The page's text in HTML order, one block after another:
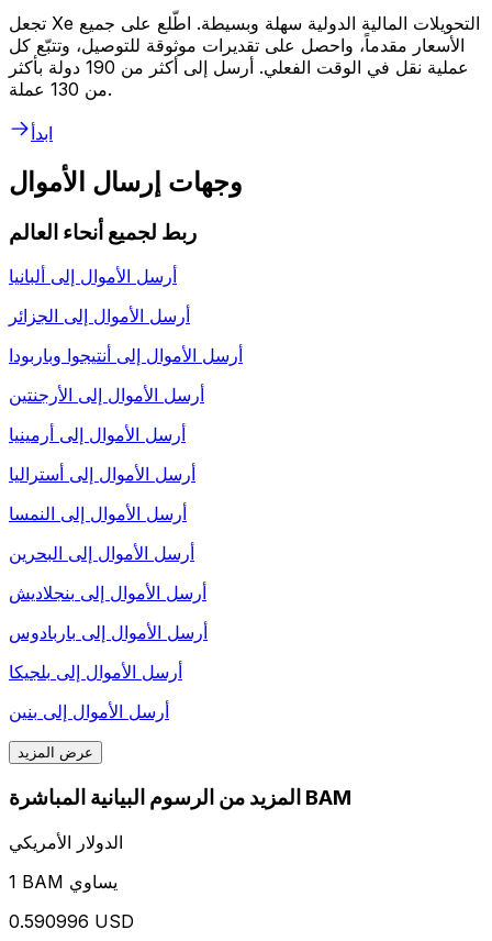
تجعل Xe التحويلات المالية الدولية سهلة وبسيطة. اطّلع على جميع
الأسعار مقدماً، واحصل على تقديرات موثوقة للتوصيل، وتتبّع كل
عملية نقل في الوقت الفعلي. أرسل إلى أكثر من 190 دولة بأكثر
من 130 عملة.
ابدأ
وجهات إرسال الأموال
ربط لجميع أنحاء العالم
أرسل الأموال إلى ألبانيا
أرسل الأموال إلى الجزائر
أرسل الأموال إلى أنتيجوا وباربودا
أرسل الأموال إلى الأرجنتين
أرسل الأموال إلى أرمينيا
أرسل الأموال إلى أستراليا
أرسل الأموال إلى النمسا
أرسل الأموال إلى البحرين
أرسل الأموال إلى بنجلاديش
أرسل الأموال إلى باربادوس
أرسل الأموال إلى بلجيكا
أرسل الأموال إلى بنين
عرض المزيد
المزيد من الرسوم البيانية المباشرة BAM
الدولار الأمريكي
1 BAM يساوي
0.590996 USD